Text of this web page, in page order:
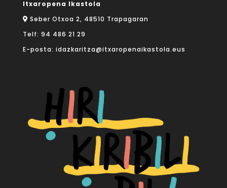
Itxaropena Ikastola
Seber Otxoa 2, 48510 Trapagaran
Telf: 94 486 21 29
E-posta: idazkaritza@itxaropenaikastola.eus